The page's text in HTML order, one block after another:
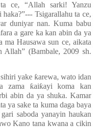
ta ce, “Allah sarki! Yanzu
Tsigarallahu ta ce,
duniyar nan. Kuma babu
a gare ka kan abin da ya
Hausawa sun ce, aikata
Allah” (Bambale, 2009 sh.
yake ƙarewa, wato idan
zama ƙaiƙayi koma kan
abin da ya shuka. Kamar
ya sake ta kuma daga baya
saboda yanayin haukan
Kano tana kwana a cikin